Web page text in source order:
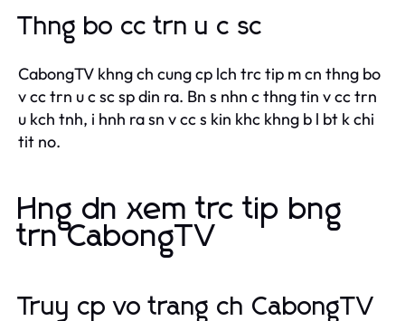
Thng bo cc trn u c sc
CabongTV khng ch cung cp lch trc tip m cn thng bo
v cc trn u c sc sp din ra. Bn s nhn c thng tin v cc trn
u kch tnh, i hnh ra sn v cc s kin khc khng b l bt k chi
tit no.
Hng dn xem trc tip bng
trn CabongTV
Truy cp vo trang ch CabongTV